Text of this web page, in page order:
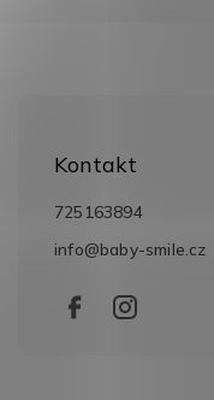
Kontakt
info@baby-smile.cz
725163894